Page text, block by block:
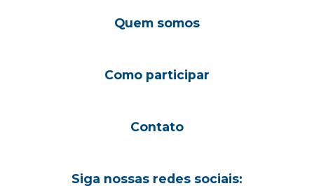
Quem somos
Como participar
Contato
Siga nossas redes sociais: